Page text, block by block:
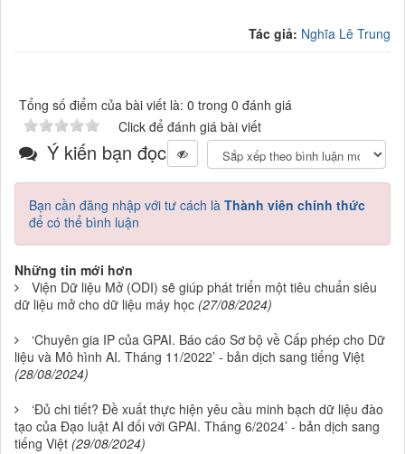
Tác giả: Nghĩa Lê Trung
Tổng số điểm của bài viết là: 0 trong 0 đánh giá
Click để đánh giá bài viết
Ý kiến bạn đọc
Bạn cần đăng nhập với tư cách là Thành viên chính thức
để có thể bình luận
Những tin mới hơn
Viện Dữ liệu Mở (ODI) sẽ giúp phát triển một tiêu chuẩn siêu
dữ liệu mở cho dữ liệu máy học (27/08/2024)
‘Chuyên gia IP của GPAI. Báo cáo Sơ bộ về Cấp phép cho Dữ
liệu và Mô hình AI. Tháng 11/2022’ - bản dịch sang tiếng Việt
(28/08/2024)
‘Đủ chi tiết? Đề xuất thực hiện yêu cầu minh bạch dữ liệu đào
tạo của Đạo luật AI đối với GPAI. Tháng 6/2024’ - bản dịch sang
tiếng Việt (29/08/2024)